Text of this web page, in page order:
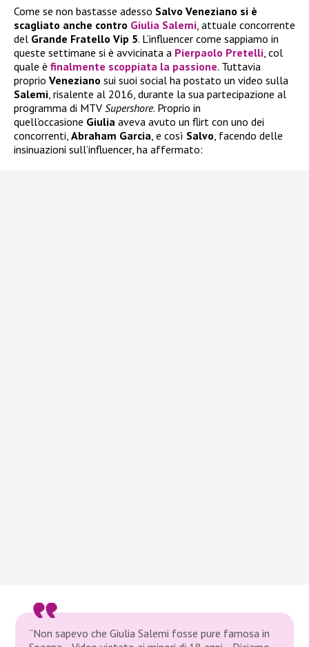
Come se non bastasse adesso Salvo Veneziano si è
scagliato anche contro Giulia Salemi, attuale concorrente
del Grande Fratello Vip 5. L’influencer come sappiamo in
queste settimane si è avvicinata a Pierpaolo Pretelli, col
quale è finalmente scoppiata la passione. Tuttavia
proprio Veneziano sui suoi social ha postato un video sulla
Salemi, risalente al 2016, durante la sua partecipazione al
programma di MTV Supershore. Proprio in
quell’occasione Giulia aveva avuto un flirt con uno dei
concorrenti, Abraham Garcia, e così Salvo, facendo delle
insinuazioni sull’influencer, ha affermato:
“Non sapevo che Giulia Salemi fosse pure famosa in